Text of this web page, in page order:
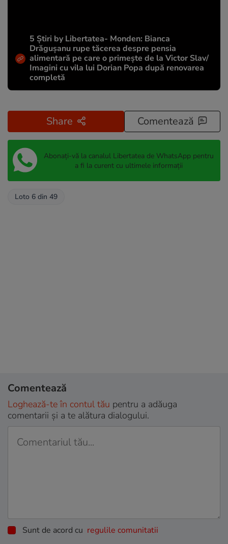
5 Știri by Libertatea- Monden: Bianca
Drăgușanu rupe tăcerea despre pensia
alimentară pe care o primește de la Victor Slav/
Imagini cu vila lui Dorian Popa după renovarea
completă
Share Comentează
Abonați-vă la canalul Libertatea de WhatsApp pentru
a fi la curent cu ultimele informații
Loto 6 din 49
Comentează
Loghează-te în contul tău pentru a adăuga
comentarii și a te alătura dialogului.
Sunt de acord cu regulile comunitatii